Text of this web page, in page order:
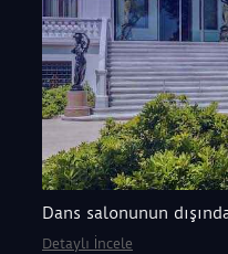
Dans salonunun
Detaylı İncele